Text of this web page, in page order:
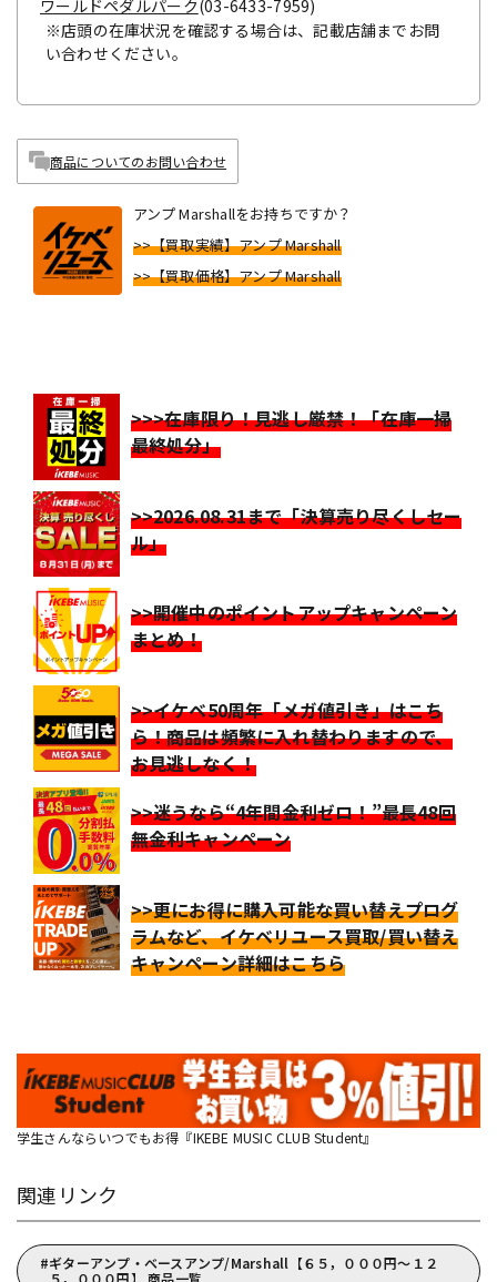
ワールドペダルパーク(03-6433-7959)
※店頭の在庫状況を確認する場合は、記載店舗までお問
い合わせください。
商品についてのお問い合わせ
アンプ Marshallをお持ちですか？
>>【買取実績】アンプ Marshall
>>【買取価格】アンプ Marshall
>>>在庫限り！見逃し厳禁！「在庫一掃
最終処分」
>>2026.08.31まで「決算売り尽くしセー
ル」
>>開催中のポイントアップキャンペーン
まとめ！
>>イケベ50周年「メガ値引き」はこち
ら！商品は頻繁に入れ替わりますので、
お見逃しなく！
>>迷うなら“4年間金利ゼロ！”最長48回
無金利キャンペーン
>>更にお得に購入可能な買い替えプログ
ラムなど、イケベリユース買取/買い替え
キャンペーン詳細はこちら
学生さんならいつでもお得『IKEBE MUSIC CLUB Student』
関連リンク
ギターアンプ・ベースアンプ/Marshall【６５，０００円～１２
５，０００円】 商品一覧